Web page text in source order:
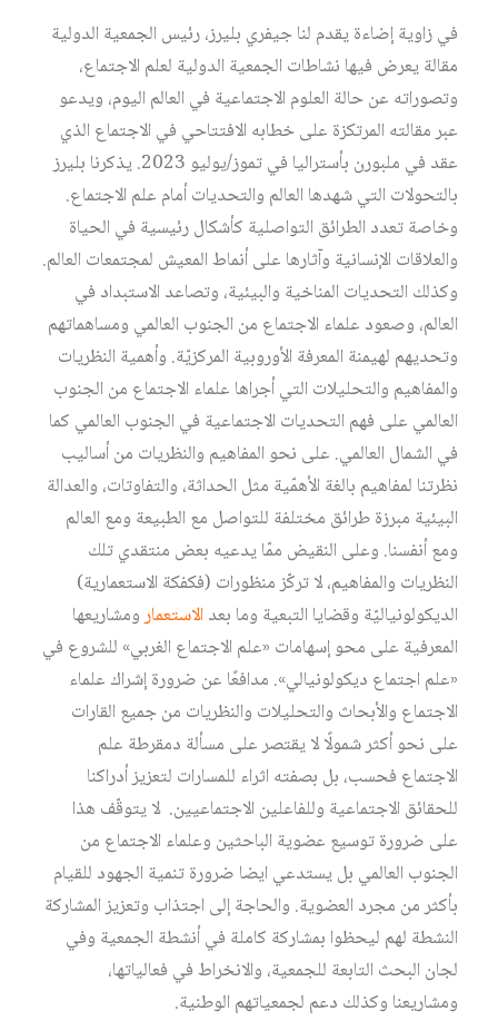
في زاوية إضاءة يقدم لنا جيفري بليرز، رئيس الجمعية الدولية
مقالة يعرض فيها نشاطات الجمعية الدولية لعلم الاجتماع،
وتصوراته عن حالة العلوم الاجتماعية في العالم اليوم، ويدعو
عبر مقالته المرتكزة على خطابه الافتتاحي في الاجتماع الذي
عقد في ملبورن بأستراليا في تموز/يوليو 2023. يذكرنا بليرز
بالتحولات التي شهدها العالم والتحديات أمام علم الاجتماع.
وخاصة تعدد الطرائق التواصلية كأشكال رئيسية في الحياة
والعلاقات الإنسانية وآثارها على أنماط المعيش لمجتمعات العالم.
وكذلك التحديات المناخية والبيئية، وتصاعد الاستبداد في
العالم، وصعود علماء الاجتماع من الجنوب العالمي ومساهماتهم
وتحديهم لهيمنة المعرفة الأوروبية المركزيّة. وأهمية النظريات
والمفاهيم والتحليلات التي أجراها علماء الاجتماع من الجنوب
العالمي على فهم التحديات الاجتماعية في الجنوب العالمي كما
في الشمال العالمي. على نحو المفاهيم والنظريات من أساليب
نظرتنا لمفاهيم بالغة الأهمّية مثل الحداثة، والتفاوتات، والعدالة
البيئية مبرزة طرائق مختلفة للتواصل مع الطبيعة ومع العالم
ومع أنفسنا. وعلى النقيض ممّا يدعيه بعض منتقدي تلك
النظريات والمفاهيم، لا تركّز منظورات (فكفكة الاستعمارية)
الديكولونياليّة وقضايا التبعية وما بعدالاستعمارومشاريعها
المعرفية على محو إسهامات «علم الاجتماع الغربي» للشروع في
«علم اجتماع ديكولونيالي». مدافعًا عن ضرورة إشراك علماء
الاجتماع والأبحاث والتحليلات والنظريات من جميع القارات
على نحو أكثر شمولًا لا يقتصر على مسألة دمقرطة علم
الاجتماع فحسب، بل بصفته اثراء للمسارات لتعزيز أدراكنا
للحقائق الاجتماعية وللفاعلين الاجتماعيين. لا يتوقّف هذا
على ضرورة توسيع عضوية الباحثين وعلماء الاجتماع من
الجنوب العالمي بل يستدعي ايضا ضرورة تنمية الجهود للقيام
بأكثر من مجرد العضوية. والحاجة إلى اجتذاب وتعزيز المشاركة
النشطة لهم ليحظوا بمشاركة كاملة في أنشطة الجمعية وفي
لجان البحث التابعة للجمعية، والانخراط في فعالياتها،
ومشاريعنا وكذلك دعم لجمعياتهم الوطنية.